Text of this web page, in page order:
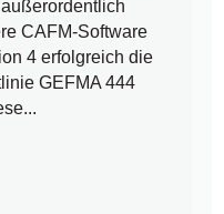
CAFM-Software
4 erfolgreich die
GEFMA 444